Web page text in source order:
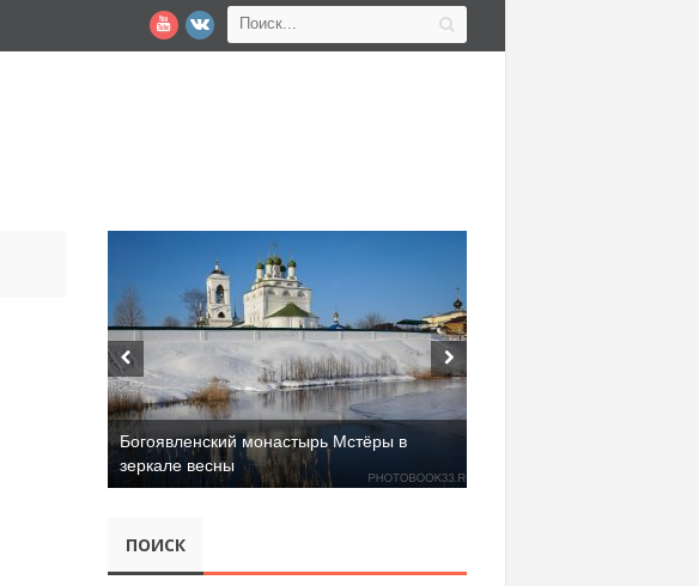
Богоявленский монастырь Мстёры в
зеркале весны
ПОИСК